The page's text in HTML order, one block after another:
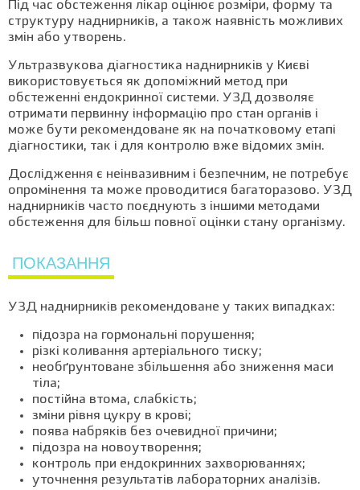
Під час обстеження лікар оцінює розміри, форму та
структуру наднирників, а також наявність можливих
змін або утворень.
Ультразвукова діагностика наднирників у Києві
використовується як допоміжний метод при
обстеженні ендокринної системи. УЗД дозволяє
отримати первинну інформацію про стан органів і
може бути рекомендоване як на початковому етапі
діагностики, так і для контролю вже відомих змін.
Дослідження є неінвазивним і безпечним, не потребує
опромінення та може проводитися багаторазово. УЗД
наднирників часто поєднують з іншими методами
обстеження для більш повної оцінки стану організму.
ПОКАЗАННЯ
УЗД наднирників рекомендоване у таких випадках:
підозра на гормональні порушення;
різкі коливання артеріального тиску;
необґрунтоване збільшення або зниження маси
тіла;
постійна втома, слабкість;
зміни рівня цукру в крові;
поява набряків без очевидної причини;
підозра на новоутворення;
контроль при ендокринних захворюваннях;
уточнення результатів лабораторних аналізів.